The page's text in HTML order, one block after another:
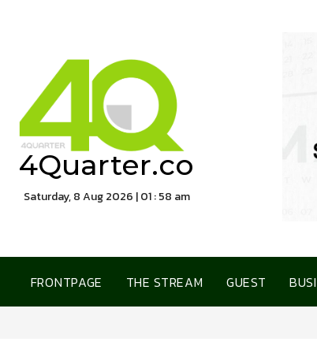
4Quarter.co
Saturday, 8 Aug 2026 | 01 : 59 am
FRONTPAGE THE STREAM GUEST
การเคหะแห่งชา